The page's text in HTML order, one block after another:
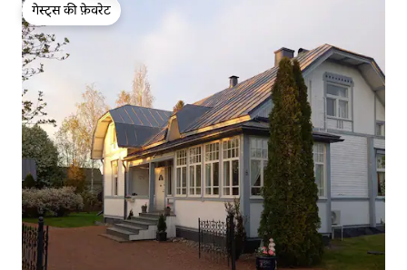
गेस्ट्स की फ़ेवरेट
गेस्ट्स की फ़ेवरेट